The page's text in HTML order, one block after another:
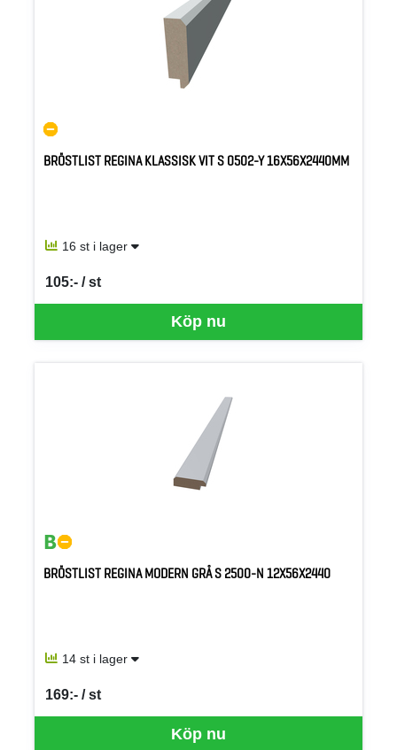
BRÖSTLIST REGINA KLASSISK VIT S 0502-Y 16X56X2440MM
16 st i lager
Köp nu
105:- / st
SEK per ST
BRÖSTLIST REGINA MODERN GRÅ S 2500-N 12X56X2440
14 st i lager
Köp nu
169:- / st
SEK per ST